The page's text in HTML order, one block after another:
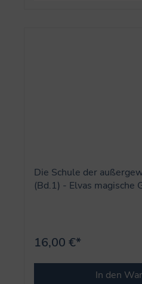
Die Schule der
(Bd.1) - Elvas magische
16,00 €*
In den